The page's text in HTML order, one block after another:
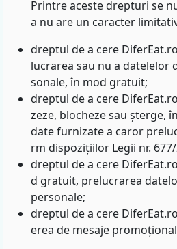
Printre aceste drepturi se
a nu are un caracter
dreptul de a cere
lucrarea sau nu a datelelor
sonale, în mod gratuit;
dreptul de a cere
zeze, blocheze sau șterge,
date furnizate a caror
rm dispozițiilor Legii nr.
dreptul de a cere
d gratuit, prelucrarea
personale;
dreptul de a cere
erea de mesaje